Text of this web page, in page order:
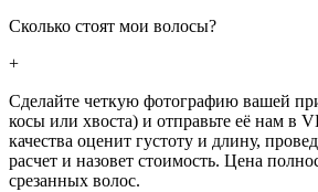
Сколько стоят мои волосы?
+
Сделайте четкую фотографию вашей
косы или хвоста) и отправьте её нам в
качества оценит густоту и длину,
расчет и назовет стоимость. Цена
срезанных волос.